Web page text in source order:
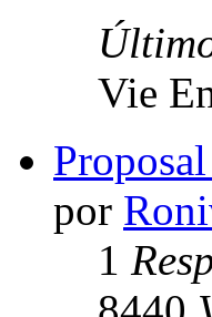
Vie
por
1